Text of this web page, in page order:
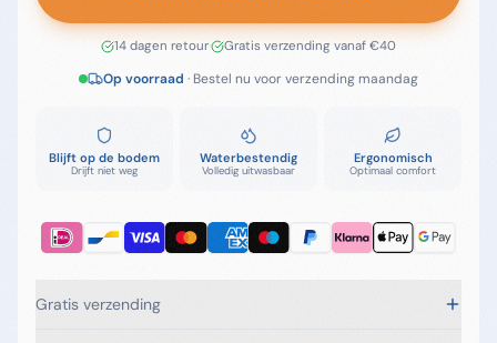
14 dagen retour Gratis verzending vanaf €40
Op voorraad · Bestel nu voor verzendingmaandag
Blijft op de bodem
Drijft niet weg
Waterbestendig
Volledig uitwasbaar
Ergonomisch
Optimaal comfort
Gratis verzending